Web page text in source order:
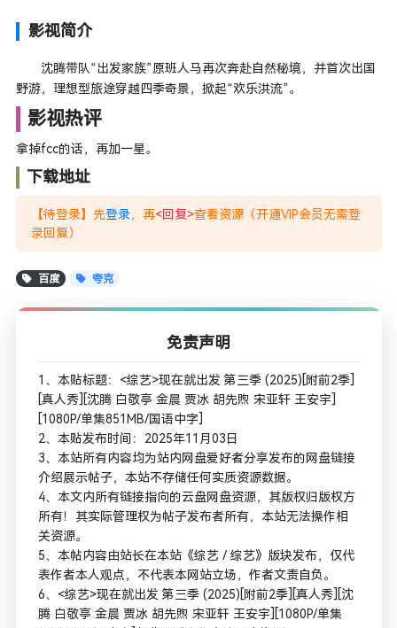
影视简介
沈腾带队“出发家族”原班人马再次奔赴自然秘境，并首次出国
野游，理想型旅途穿越四季奇景，掀起“欢乐洪流”。
影视热评
拿掉fcc的话，再加一星。
下载地址
【待登录】先登录，再<回复>查看资源（开通VIP会员无需登
录回复）
百度 夸克
免责声明
1、本贴标题：<综艺>现在就出发 第三季 (2025)[附前2季]
[真人秀][沈腾 白敬亭 金晨 贾冰 胡先煦 宋亚轩 王安宇]
[1080P/单集851MB/国语中字]
2、本贴发布时间：2025年11月03日
3、本站所有内容均为站内网盘爱好者分享发布的网盘链接
介绍展示帖子，本站不存储任何实质资源数据。
4、本文内所有链接指向的云盘网盘资源，其版权归版权方
所有！其实际管理权为帖子发布者所有，本站无法操作相
关资源。
5、本帖内容由站长在本站《综艺 / 综艺》版块发布，仅代
表作者本人观点，不代表本网站立场，作者文责自负。
6、<综艺>现在就出发 第三季 (2025)[附前2季][真人秀][沈
腾 白敬亭 金晨 贾冰 胡先煦 宋亚轩 王安宇][1080P/单集